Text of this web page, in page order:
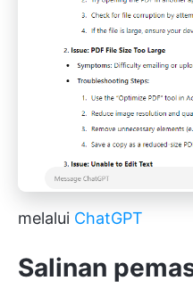
melalui ChatGPT
Salinan